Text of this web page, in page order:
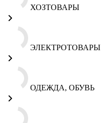
ХОЗТОВАРЫ
ЭЛЕКТРОТОВАРЫ
ОДЕЖДА, ОБУВЬ